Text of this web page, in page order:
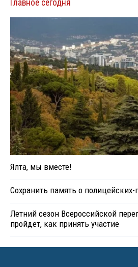
Главное сегодня
Ялта, мы вместе!
Сохранить память о полицейских-
Летний сезон Всероссийской
пройдет, как принять участие